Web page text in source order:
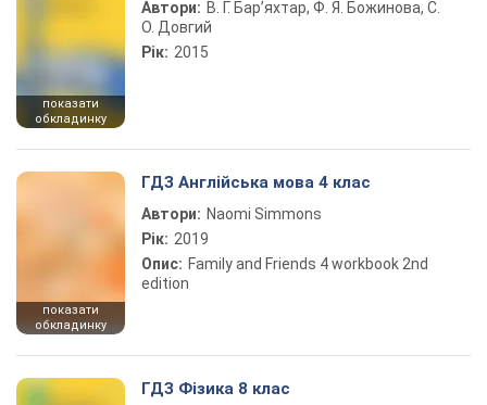
показати
обкладинку
Автори: В. Г. Бар’яхтар, Ф. Я. Божинова, С.
О. Довгий
Рік: 2015
показати
обкладинку
ГДЗ Англійська мова 4 клас
Автори: Naomi Simmons
Рік: 2019
Опис: Family and Friends 4 workbook 2nd
edition
ГДЗ Фізика 8 клас